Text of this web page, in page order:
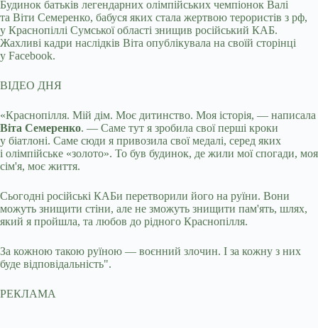
Будинок батьків легендарних олімпійських чемпіонок Валі
та Віти Семеренко, бабуся яких стала жертвою терористів з рф,
у Краснопіллі Сумської області знищив російський КАБ.
Жахливі кадри наслідків Віта опублікувала на своїй сторінці
у Facebook.
ВІДЕО ДНЯ
«Краснопілля. Мій дім. Моє дитинство. Моя історія, — написала
Віта Семеренко. — Саме тут я зробила свої перші кроки
у біатлоні. Саме сюди я привозила свої медалі, серед яких
і олімпійське «золото». То був будинок, де жили мої спогади, моя
сім'я, моє життя.
Сьогодні російські КАБи перетворили його на руїни. Вони
можуть знищити стіни, але не зможуть знищити пам'ять, шлях,
який я пройшла, та любов до рідного Краснопілля.
За кожною такою руїною — воєнний злочин. І за кожну з них
буде відповідальність".
РЕКЛАМА